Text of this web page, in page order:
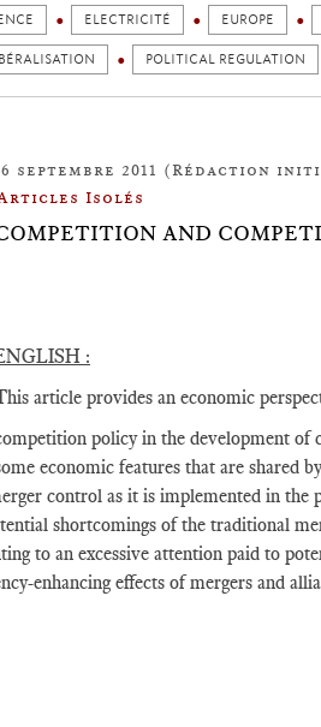
ELECTRICITÉ EUROPE
POLITICAL REGULATION
septembre 2011 (Rédaction
Isolés
AND
:
article provides an economic
policy in the development
economic features that are shared
control as it is implemented in
shortcomings of the traditional
to an excessive attention paid to
enhancing effects of mergers and